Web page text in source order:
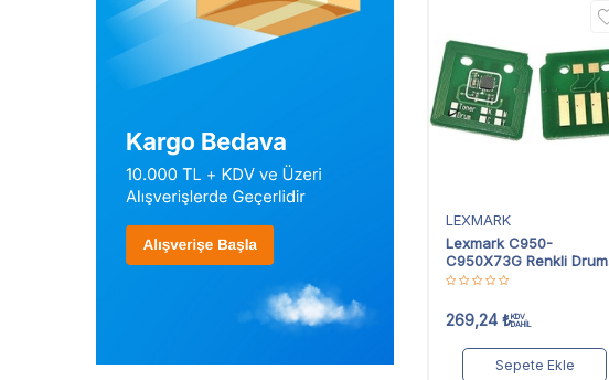
LEXMARK
Lexmark C950-
C950X73G Renkli Drum
Chip
269,24 ₺KDV
DAHİL
Sepete Ekle